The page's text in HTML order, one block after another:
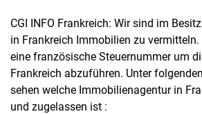
CGI INFO Frankreich: Wir sind im
in Frankreich Immobilien zu
eine französische Steuernummer um
Frankreich abzuführen. Unter
sehen welche Immobilienagentur in
und zugelassen ist :